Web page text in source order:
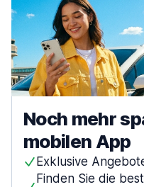
Noch mehr
mobilen App
Exklusive
Finden Sie die